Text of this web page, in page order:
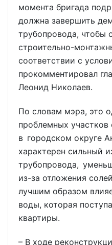
момента бригада
должна завершить
трубопровода, чтобы
строительно-
соответствии с
прокомментировал
Леонид Николаев.
По словам мэра, это
проблемных
в городском округе
характерен сильный
трубопровода,
из-за отложения
лучшим образом
воды, которая
квартиры.
– В ходе